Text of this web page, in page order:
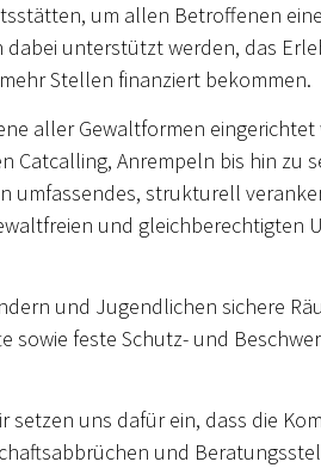
um allen Betroffenen
unterstützt werden, das
Stellen finanziert bekommen.
aller Gewaltformen eingerichtet
Catcalling, Anrempeln bis hin zu
umfassendes, strukturell
und gleichberechtigten
und Jugendlichen sichere
sowie feste Schutz- und
uns dafür ein, dass die
und